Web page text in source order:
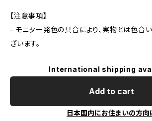
【注意事項】
- モニター発色の具合により、実物とは色合
ざいます。
International shipping
Add to cart
日本国内にお住まいの方向